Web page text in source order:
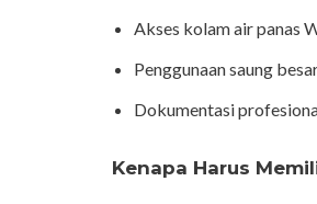
Akses kolam air panas
Penggunaan saung
Dokumentasi
Kenapa Harus